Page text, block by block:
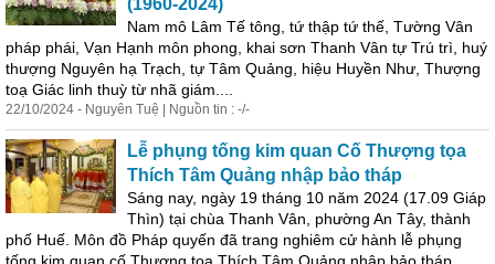
(1960-2024)
Nam mô Lâm Tế tông, tứ thập tứ thế, Tường Vân
pháp phái, Vạn Hạnh môn phong, khai sơn Thanh Vân tự Trú trì, huý
thượng Nguyên hạ Trạch, tự Tâm Quảng, hiệu Huyền Như, Thượng
toạ Giác linh thuỳ từ nhã giám....
22/10/2024 - Nguyên Tuệ | Nguồn tin : -/-
Lễ phụng tống kim quan Cố Thượng tọa
Thích Tâm Quảng nhập bảo tháp
Sáng nay, ngày 19 tháng 10 năm 2024 (17.09 Giáp
Thìn) tại chùa Thanh Vân, phường An Tây, thành
phố Huế. Môn đồ Pháp quyến đã trang nghiêm cử hành lễ phụng